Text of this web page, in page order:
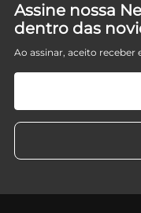
Assine nossa
dentro das
Ao assinar, aceito